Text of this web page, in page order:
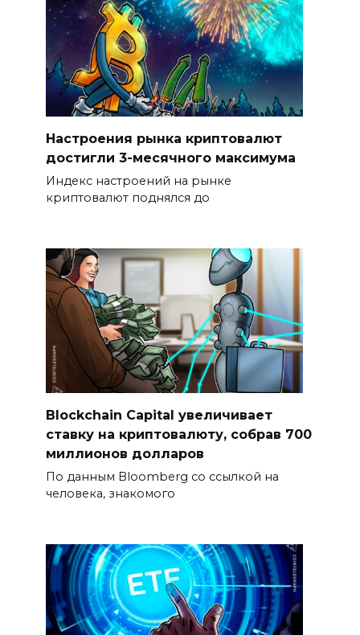
Настроения рынка криптовалют
достигли 3-месячного максимума
Индекс настроений на рынке
криптовалют поднялся до
Blockchain Capital увеличивает
ставку на криптовалюту, собрав 700
миллионов долларов
По данным Bloomberg со ссылкой на
человека, знакомого